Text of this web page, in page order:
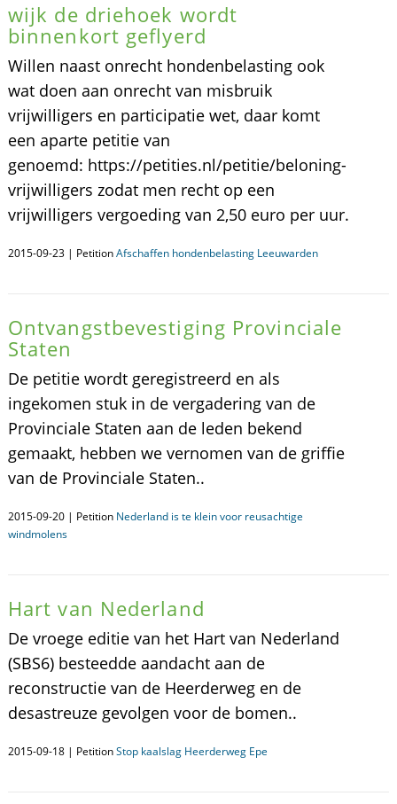
wijk de driehoek wordt
binnenkort geflyerd
Willen naast onrecht hondenbelasting ook
wat doen aan onrecht van misbruik
vrijwilligers en participatie wet, daar komt
een aparte petitie van
genoemd: https://petities.nl/petitie/beloning-
vrijwilligers zodat men recht op een
vrijwilligers vergoeding van 2,50 euro per uur.
2015-09-23 | PetitionAfschaffen hondenbelasting Leeuwarden
Ontvangstbevestiging Provinciale
Staten
De petitie wordt geregistreerd en als
ingekomen stuk in de vergadering van de
Provinciale Staten aan de leden bekend
gemaakt, hebben we vernomen van de griffie
van de Provinciale Staten..
2015-09-20 | Petition Nederland is te klein voor reusachtige
windmolens
Hart van Nederland
De vroege editie van het Hart van Nederland
(SBS6) besteedde aandacht aan de
reconstructie van de Heerderweg en de
desastreuze gevolgen voor de bomen..
2015-09-18 | PetitionStop kaalslag Heerderweg Epe